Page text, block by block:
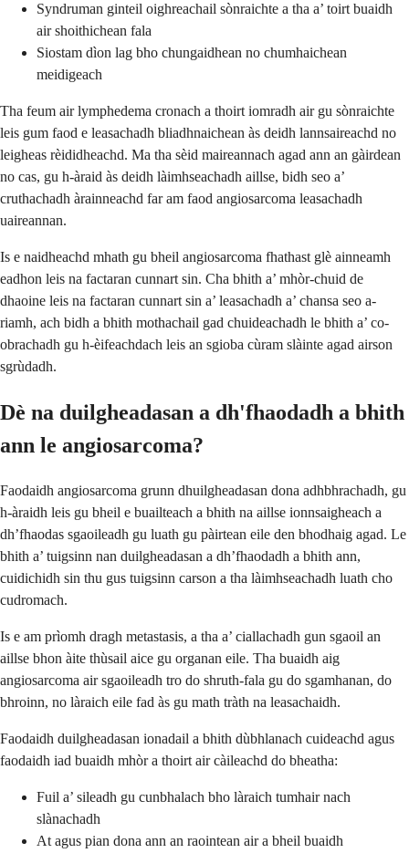
Syndruman ginteil oighreachail sònraichte a tha a’ toirt buaidh
air shoithichean fala
Siostam dìon lag bho chungaidhean no chumhaichean
meidigeach
Tha feum air lymphedema cronach a thoirt iomradh air gu sònraichte
leis gum faod e leasachadh bliadhnaichean às deidh lannsaireachd no
leigheas rèididheachd. Ma tha sèid maireannach agad ann an gàirdean
no cas, gu h-àraid às deidh làimhseachadh aillse, bidh seo a’
cruthachadh àrainneachd far am faod angiosarcoma leasachadh
uaireannan.
Is e naidheachd mhath gu bheil angiosarcoma fhathast glè ainneamh
eadhon leis na factaran cunnart sin. Cha bhith a’ mhòr-chuid de
dhaoine leis na factaran cunnart sin a’ leasachadh a’ chansa seo a-
riamh, ach bidh a bhith mothachail gad chuideachadh le bhith a’ co-
obrachadh gu h-èifeachdach leis an sgioba cùram slàinte agad airson
sgrùdadh.
Dè na duilgheadasan a dh'fhaodadh a bhith
ann le angiosarcoma?
Faodaidh angiosarcoma grunn dhuilgheadasan dona adhbhrachadh, gu
h-àraidh leis gu bheil e buailteach a bhith na aillse ionnsaigheach a
dh’fhaodas sgaoileadh gu luath gu pàirtean eile den bhodhaig agad. Le
bhith a’ tuigsinn nan duilgheadasan a dh’fhaodadh a bhith ann,
cuidichidh sin thu gus tuigsinn carson a tha làimhseachadh luath cho
cudromach.
Is e am prìomh dragh metastasis, a tha a’ ciallachadh gun sgaoil an
aillse bhon àite thùsail aice gu organan eile. Tha buaidh aig
angiosarcoma air sgaoileadh tro do shruth-fala gu do sgamhanan, do
bhroinn, no làraich eile fad às gu math tràth na leasachaidh.
Faodaidh duilgheadasan ionadail a bhith dùbhlanach cuideachd agus
faodaidh iad buaidh mhòr a thoirt air càileachd do bheatha:
Fuil a’ sileadh gu cunbhalach bho làraich tumhair nach
slànachadh
At agus pian dona ann an raointean air a bheil buaidh